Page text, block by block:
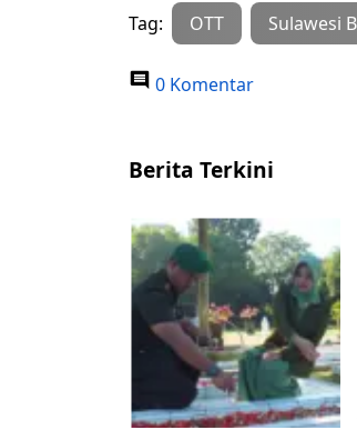
Tag: OTT Sulawesi
0 Komentar
Berita Terkini